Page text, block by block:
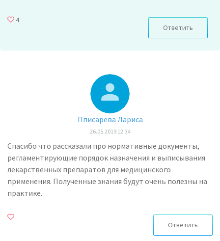
4
Ответить
Пписарева Лариса
26.05.2019 12:34
Спасибо что рассказали про нормативные документы,
регламентирующие порядок назначения и выписывания
лекарственных препаратов для медицинского
применения. Полученные знания будут очень полезны на
практике.
Ответить